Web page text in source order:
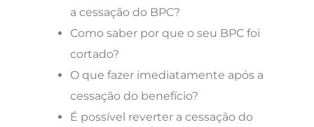
a cessação do BPC?
Como saber por que o seu BPC foi
cortado?
O que fazer imediatamente após a
cessação do benefício?
É possível reverter a cessação do